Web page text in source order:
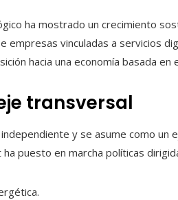
ha mostrado un crecimiento
empresas vinculadas a servicios
hacia una economía basada en
transversal
y se asume como un
puesto en marcha políticas